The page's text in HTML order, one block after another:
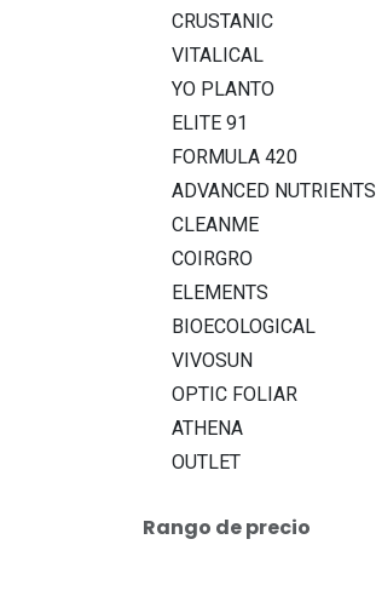
CRUSTANIC
VITALICAL
YO PLANTO
ELITE 91
FORMULA 420
ADVANCED NUTRIENTS
CLEANME
COIRGRO
ELEMENTS
BIOECOLOGICAL
VIVOSUN
OPTIC FOLIAR
ATHENA
OUTLET
Rango de precio